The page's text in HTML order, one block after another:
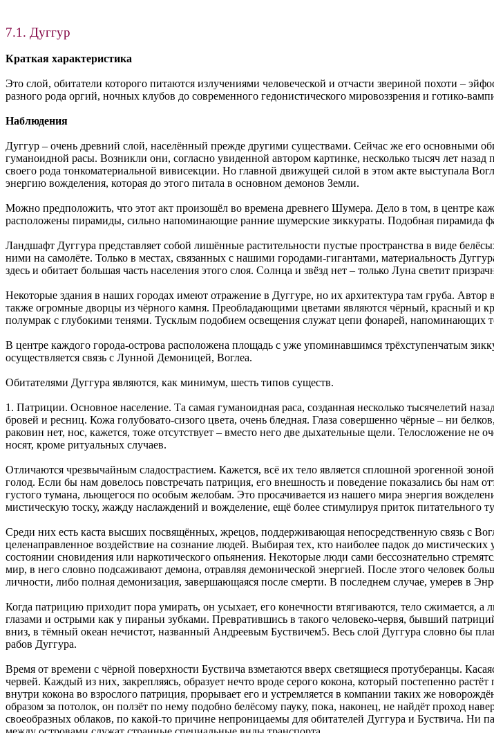
7.1. Дуггур
Краткая характеристика
Это слой, обитатели которого питаются излучениями человеческой и отчасти звериной похоти –
разного рода оргий, ночных клубов до современного гедонистического мировоззрения и готико-
Наблюдения
Дуггур – очень древний слой, населённый прежде другими существами. Сейчас же его основными
гуманоидной расы. Возникли они, согласно увиденной автором картинке, несколько тысяч лет
своего рода тонкоматериальной вивисекции. Но главной движущей силой в этом акте выступала
энергию вожделения, которая до этого питала в основном демонов Земли.
Можно предположить, что этот акт произошёл во времена древнего Шумера. Дело в том, в центре
расположены пирамиды, сильно напоминающие ранние шумерские зиккураты. Подобная пирамида
Ландшафт Дуггура представляет собой лишённые растительности пустые пространства в виде
ними на самолёте. Только в местах, связанных с нашими городами-гигантами, материальность
здесь и обитает большая часть населения этого слоя. Солнца и звёзд нет – только Луна светит
Некоторые здания в наших городах имеют отражение в Дуггуре, но их архитектура там груба.
также огромные дворцы из чёрного камня. Преобладающими цветами являются чёрный, красный и
полумрак с глубокими тенями. Тусклым подобием освещения служат цепи фонарей, напоминающих
В центре каждого города-острова расположена площадь с уже упоминавшимся трёхступенчатым
осуществляется связь с Лунной Демоницей, Воглеа.
Обитателями Дуггура являются, как минимум, шесть типов существ.
1. Патриции. Основное население. Та самая гуманоидная раса, созданная несколько тысячелетий
бровей и ресниц. Кожа голубовато-сизого цвета, очень бледная. Глаза совершенно чёрные – ни
раковин нет, нос, кажется, тоже отсутствует – вместо него две дыхательные щели. Телосложение
носят, кроме ритуальных случаев.
Отличаются чрезвычайным сладострастием. Кажется, всё их тело является сплошной эрогенной
голод. Если бы нам довелось повстречать патриция, его внешность и поведение показались бы
густого тумана, льющегося по особым желобам. Это просачивается из нашего мира энергия
мистическую тоску, жажду наслаждений и вожделение, ещё более стимулируя приток питательного
Среди них есть каста высших посвящённых, жрецов, поддерживающая непосредственную связь с
целенаправленное воздействие на сознание людей. Выбирая тех, кто наиболее падок до
состоянии сновидения или наркотического опьянения. Некоторые люди сами бессознательно
мир, в него словно подсаживают демона, отравляя демонической энергией. После этого человек
личности, либо полная демонизация, завершающаяся после смерти. В последнем случае, умерев в
Когда патрицию приходит пора умирать, он усыхает, его конечности втягиваются, тело
глазами и острыми как у пираньи зубками. Превратившись в такого человеко-червя, бывший
вниз, в тёмный океан нечистот, названный Андреевым Буствичем5. Весь слой Дуггура словно бы
рабов Дуггура.
Время от времени с чёрной поверхности Буствича взметаются вверх светящиеся протуберанцы.
червей. Каждый из них, закрепляясь, образует нечто вроде серого кокона, который постепенно
внутри кокона во взрослого патриция, прорывает его и устремляется в компании таких же
образом за потолок, он ползёт по нему подобно белёсому пауку, пока, наконец, не найдёт проход
своеобразных облаков, по какой-то причине непроницаемы для обитателей Дуггура и Буствича.